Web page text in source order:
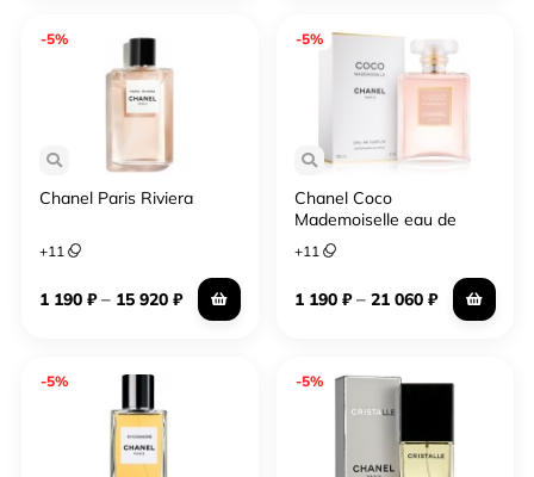
-5%
Chanel Paris Riviera
+11
1 190 ₽– 15 920 ₽
-5%
Chanel Coco
Mademoiselle eau de
Parfum
+11
1 190 ₽– 21 060 ₽
-5% -5%